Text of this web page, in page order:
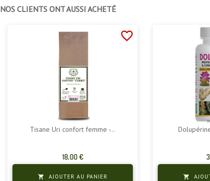
NOS CLIENTS ONT AUSSI ACHETÉ
favorite_border
Tisane Uri confort femme -...
Prix
18,00 €
 AJOUTER AU PANIER 